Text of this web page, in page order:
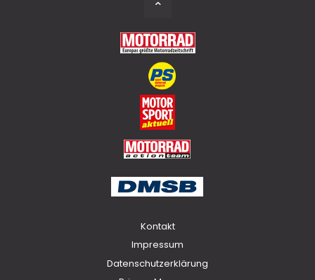
Kontakt
Impressum
Datenschutzerklärung